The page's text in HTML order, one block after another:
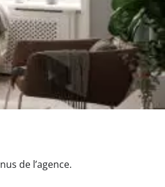
de l’agence.